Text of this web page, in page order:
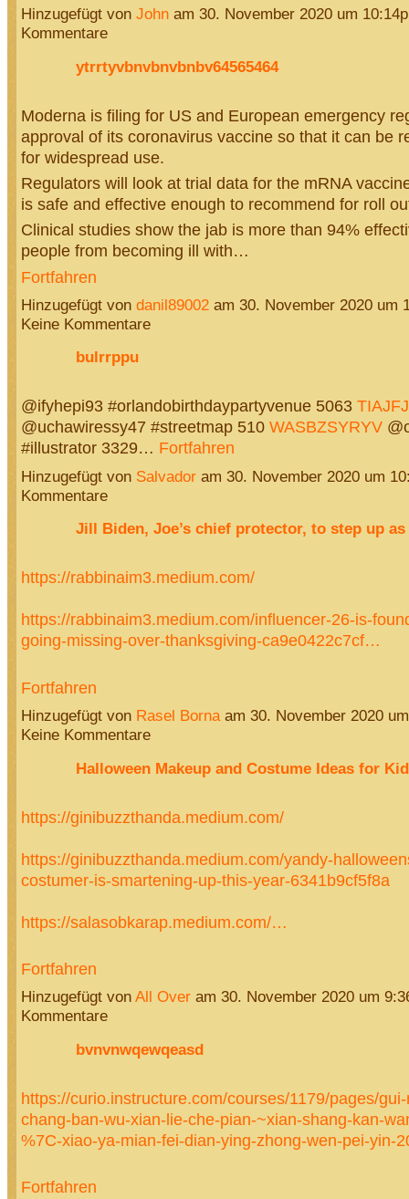
Hinzugefügt von Johnam 30. November 2020 um
Kommentare
ytrrtyvbnvbnvbnbv64565464
Moderna is filing for US and European emergency
approval of its coronavirus vaccine so that it can be
for widespread use.
Regulators will look at trial data for the mRNA
is safe and effective enough to recommend for roll
Clinical studies show the jab is more than 94%
people from becoming ill with…
Fortfahren
Hinzugefügt von danil89002am 30. November 2020 um
Keine Kommentare
bulrrppu
@ifyhepi93 #orlandobirthdaypartyvenue 5063
@uchawiressy47 #streetmap 510 WASBZSYRYV
#illustrator 3329… Fortfahren
Hinzugefügt von Salvadoram 30. November 2020 um
Kommentare
Jill Biden, Joe’s chief protector, to step up
https://rabbinaim3.medium.com/
https://rabbinaim3.medium.com/influencer-26-is-
going-missing-over-thanksgiving-ca9e0422c7cf…
Fortfahren
Hinzugefügt von Rasel Bornaam 30. November 2020
Keine Kommentare
Halloween Makeup and Costume Ideas for
https://ginibuzzthanda.medium.com/
https://ginibuzzthanda.medium.com/yandy-
costumer-is-smartening-up-this-year-6341b9cf5f8a
https://salasobkarap.medium.com/…
Fortfahren
Hinzugefügt von All Overam 30. November 2020 um
Kommentare
bvnvnwqewqeasd
https://curio.instructure.com/courses/1179/pages/
chang-ban-wu-xian-lie-che-pian-~xian-shang-kan-
%7C-xiao-ya-mian-fei-dian-ying-zhong-wen-pei-yin-
Fortfahren